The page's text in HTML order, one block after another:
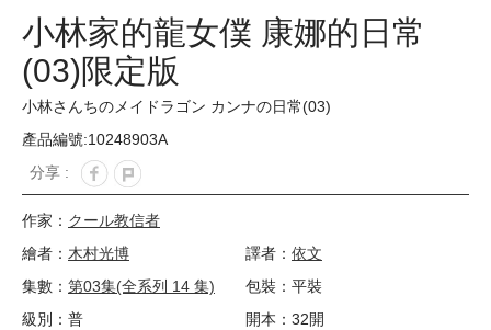
小林家的龍女僕 康娜的日常
(03)限定版
小林さんちのメイドラゴン カンナの日常(03)
產品編號:10248903A
分享 :
作家： クール教信者
繪者： 木村光博 譯者： 依文
集數： 第03集(全系列 14 集)
包裝：平裝
級別：普
開本：32開